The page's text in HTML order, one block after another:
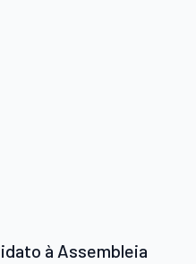
à Assembleia